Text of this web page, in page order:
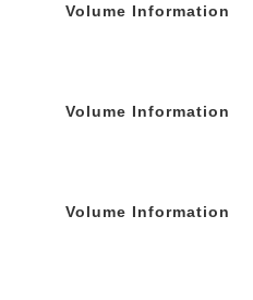
Volume Information
Volume Information
Volume Information